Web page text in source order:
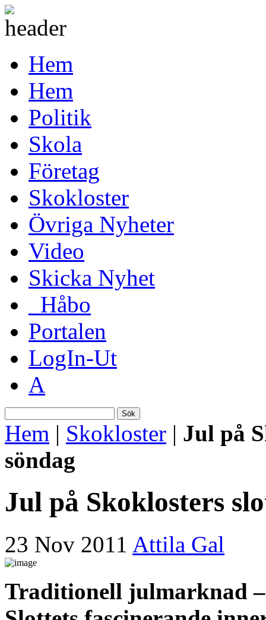
Hem
Hem
Politik
Skola
Företag
Skokloster
Övriga Nyheter
Video
Skicka Nyhet
_Håbo
Portalen
LogIn-Ut
A
Sök
Hem | Skokloster | Jul på
söndag
Jul på Skoklosters
23 Nov 2011 Attila Gal
Traditionell julmarknad